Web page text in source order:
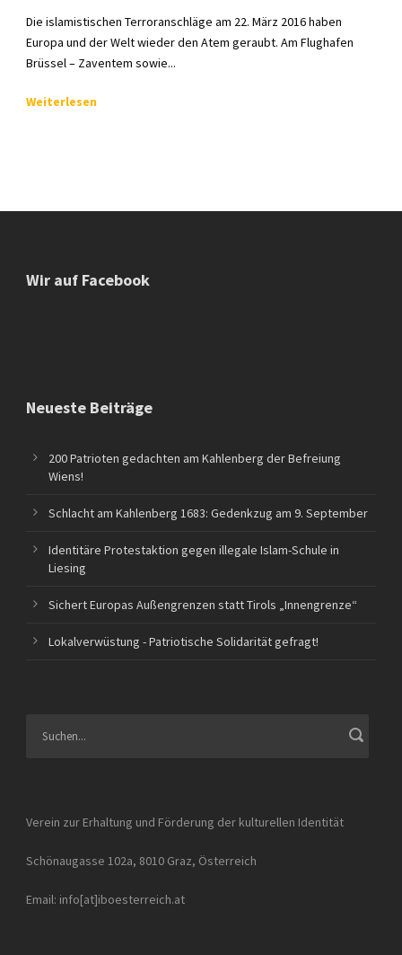
Die islamistischen Terroranschläge am 22. März 2016 haben
Europa und der Welt wieder den Atem geraubt. Am Flughafen
Brüssel – Zaventem sowie...
Weiterlesen
Wir auf Facebook
Neueste Beiträge
200 Patrioten gedachten am Kahlenberg der Befreiung
Wiens!
Schlacht am Kahlenberg 1683: Gedenkzug am 9. September
Identitäre Protestaktion gegen illegale Islam-Schule in
Liesing
Sichert Europas Außengrenzen statt Tirols „Innengrenze“
Lokalverwüstung - Patriotische Solidarität gefragt!
Verein zur Erhaltung und Förderung der kulturellen Identität
Schönaugasse 102a, 8010 Graz, Österreich
Email: info[at]iboesterreich.at